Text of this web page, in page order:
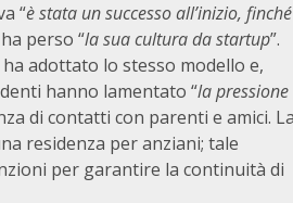
“è stata un successo all’inizio, finché
perso “la sua cultura da startup”.
adottato lo stesso modello e,
hanno lamentato “la pressione
di contatti con parenti e amici.
residenza per anziani; tale
per garantire la continuità di